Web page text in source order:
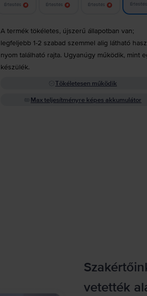
Értesítés Értesítés Értesítés Értesítés
A termék tökéletes, újszerű állapotban van;
legfeljebb 1-2 szabad szemmel alig látható
nyom található rajta. Ugyanúgy működik, mint
készülék.
Tökéletesen működik
Max teljesítményre képes akkumulátor
vetették